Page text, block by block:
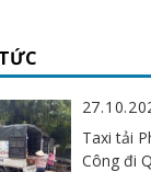
Taxi tải
Công đi